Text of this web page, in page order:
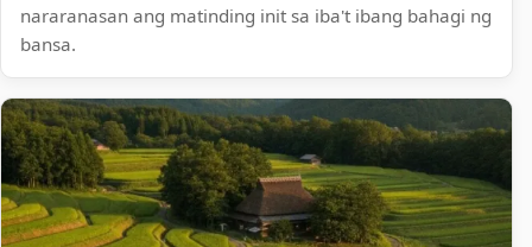
nararanasan ang matinding init sa iba't ibang bahagi ng
bansa.